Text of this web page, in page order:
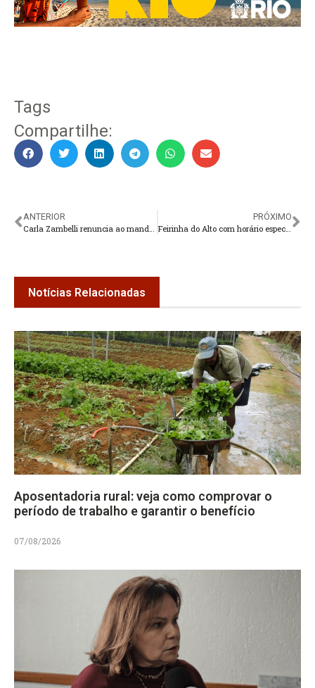
Tags
Compartilhe:
ANTERIOR
Carla Zambelli renuncia ao mandato; Câmara dará posse ao suplente
PRÓXIMO
Feirinha do Alto com horário especial para o final de ano
Notícias Relacionadas
Aposentadoria rural: veja como comprovar o
período de trabalho e garantir o benefício
07/08/2026